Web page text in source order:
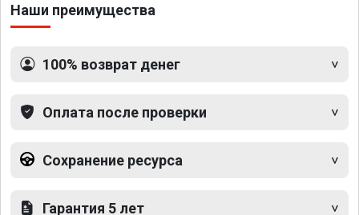
Наши преимущества
100% возврат денег
Оплата после проверки
Сохранение ресурса
Гарантия 5 лет